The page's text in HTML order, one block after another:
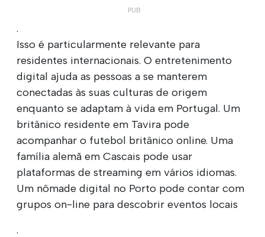
.
Isso é particularmente relevante para
residentes internacionais. O entretenimento
digital ajuda as pessoas a se manterem
conectadas às suas culturas de origem
enquanto se adaptam à vida em Portugal. Um
britânico residente em Tavira pode
acompanhar o futebol britânico online. Uma
família alemã em Cascais pode usar
plataformas de streaming em vários idiomas.
Um nômade digital no Porto pode contar com
grupos on-line para descobrir eventos locais
.